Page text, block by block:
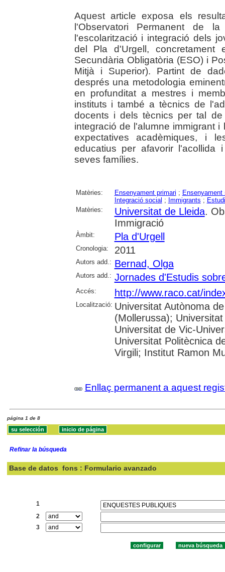
Aquest article exposa els
l'Observatori Permanent de
l'escolarització i integració dels
del Pla d'Urgell, concretament
Secundària Obligatòria (ESO) i
Mitjà i Superior). Partint de
després una metodologia
en profunditat a mestres i
instituts i també a tècnics de
docents i dels tècnics per tal
integració de l'alumne immigrant
expectatives acadèmiques, i
educatius per afavorir l'acollida
seves famílies.
Matèries: Ensenyament primari ; Ensenyament
Integració social ; Immigrants ;
Matèries:
Universitat de Lleida.
Immigració
Àmbit: Pla d'Urgell
Cronologia: 2011
Autors add.: Bernad, Olga
Autors add.: Jornades d'Estudis
Accés: http://www.raco.cat/
Localització: Universitat Autònoma
(Mollerussa);
Universitat de Vic-
Universitat Politècnica
Virgili; Institut Ramon
Enllaç permanent a aquest
página 1 de 8
Refinar la búsqueda
Base de datos fons : Formulario avanzado
1
2
3